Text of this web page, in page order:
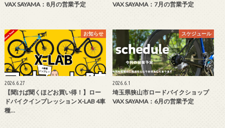
VAX SAYAMA：8月の営業予定
VAX SAYAMA：7月の営業予定
お知らせ
2026.6.27
【聞けば聞くほどお買い得！】ロー
ドバイクインプレッション X-LAB 4車
種…
スケジュール
2026.6.1
埼玉県狭山市ロードバイクショップ
VAX SAYAMA：6月の営業予定